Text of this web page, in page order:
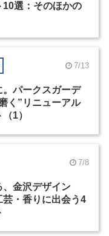
10選：そのほかの
7/13
。パークスガーデ
く”リニューアル
1）
7/8
、金沢デザイン
芸・香りに出会う4